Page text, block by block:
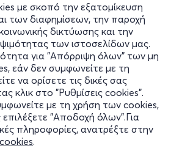
με σκοπό την εξατομίκευση
των διαφημίσεων, την παροχή
δικτύωσης και την
των ιστοσελίδων μας.
για "Απόρριψη όλων" των μη
εάν δεν συμφωνείτε με τη
να ορίσετε τις δικές σας
κλικ στο "Ρυθμίσεις cookies".
με τη χρήση των cookies,
"Αποδοχή όλων".Για
πληροφορίες, ανατρέξτε στην
.